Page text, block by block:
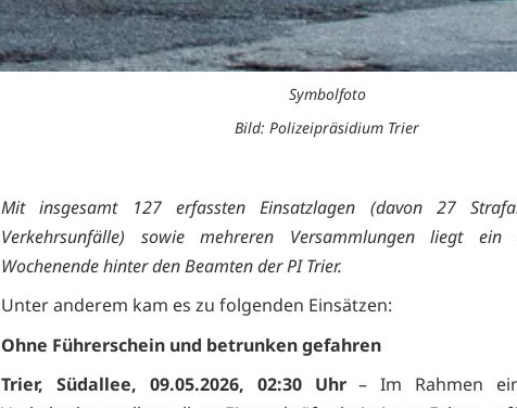
Symbolfoto
Bild: Polizeipräsidium Trier
Mit insgesamt 127 erfassten Einsatzlagen (davon 27
Verkehrsunfälle) sowie mehreren Versammlungen liegt ein
Wochenende hinter den Beamten der PI Trier.
Unter anderem kam es zu folgenden Einsätzen:
Ohne Führerschein und betrunken gefahren
Trier, Südallee, 09.05.2026, 02:30 Uhr– Im Rahmen